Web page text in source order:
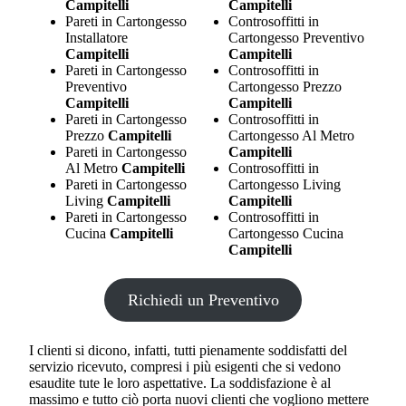
Campitelli
Pareti in Cartongesso
Installatore
Campitelli
Pareti in Cartongesso
Preventivo
Campitelli
Pareti in Cartongesso
Prezzo Campitelli
Pareti in Cartongesso
Al Metro Campitelli
Pareti in Cartongesso
Living Campitelli
Pareti in Cartongesso
Cucina Campitelli
Campitelli
Controsoffitti in
Cartongesso Preventivo
Campitelli
Controsoffitti in
Cartongesso Prezzo
Campitelli
Controsoffitti in
Cartongesso Al Metro
Campitelli
Controsoffitti in
Cartongesso Living
Campitelli
Controsoffitti in
Cartongesso Cucina
Campitelli
Richiedi un Preventivo
I clienti si dicono, infatti, tutti pienamente soddisfatti del
servizio ricevuto, compresi i più esigenti che si vedono
esaudite tute le loro aspettative. La soddisfazione è al
massimo e tutto ciò porta nuovi clienti che vogliono mettere